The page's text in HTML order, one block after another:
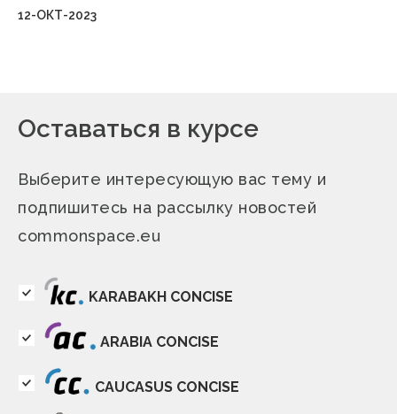
12-ОКТ-2023
Оставаться в курсе
Выберите интересующую вас тему и
подпишитесь на рассылку новостей
commonspace.eu
KARABAKH CONCISE
ARABIA CONCISE
CAUCASUS CONCISE